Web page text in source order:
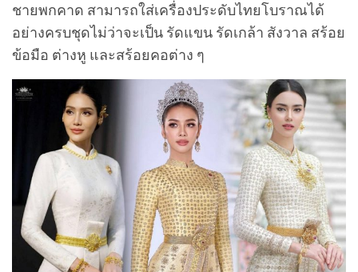
ชายพกคาด สามารถใส่เครื่องประดับไทยโบราณได้
อย่างครบชุดไม่ว่าจะเป็น รัดแขน รัดเกล้า สังวาล สร้อย
ข้อมือ ต่างหู และสร้อยคอต่าง ๆ